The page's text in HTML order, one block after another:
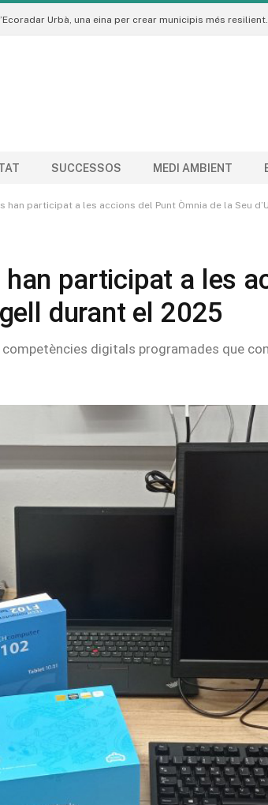
Neix al Pirineu
SUCCESSOS MEDI AMBIENT
han participat a les accions del Punt Òmnia de la Seu
participat a les
durant el 2025
digitals programades que